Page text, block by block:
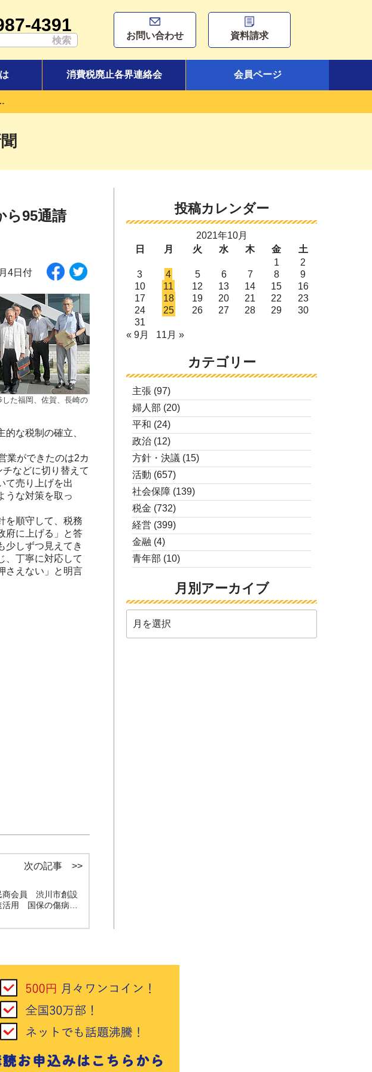
4391
お問い合わせ 資料請求
消費税廃止各界連絡会 会員ページ
民商から95通請願 国税局と交渉
ら95通請
4日付
た福岡、佐賀、長崎の
な税制の確立、
業ができたのは2カ
などに切り替えて
て売り上げを出
うな対策を取っ
を順守して、税務
府に上げる」と答
少しずつ見えてき
、丁寧に対応して
さえない」と明言
次の記事 >>
商会員 渋川市創設
活用 国保の傷病…
投稿カレンダー
2021年10月
日
月 火 水 木 金
土
1
2
3
4 5 6 7 8
9
10
11 12 13 14 15
16
17
18 19 20 21 22
23
24
25 26 27 28 29
30
31
« 9月
11月 »
カテゴリー
主張 (97)
婦人部 (20)
平和 (24)
政治 (12)
方針・決議 (15)
活動 (657)
社会保障 (139)
税金 (732)
経営 (399)
金融 (4)
青年部 (10)
月別アーカイブ
別
ア